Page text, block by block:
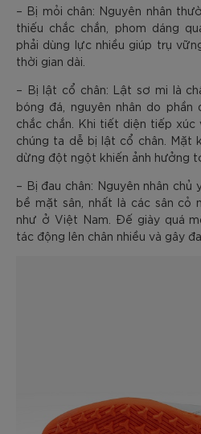
– Bị mỏi chân: Nguyên nhân
thiếu chắc chắn, phom dáng
phải dùng lực nhiều giúp trụ
thời gian dài.
– Bị lật cổ chân: Lật sơ mi là
bóng đá, nguyên nhân do
chắc chắn. Khi tiết diện tiếp
chúng ta dễ bị lật cổ chân. Mặt
dừng đột ngột khiến ảnh hưởng
– Bị đau chân: Nguyên nhân
bề mặt sân, nhất là các sân cỏ
như ở Việt Nam. Đế giày quá
tác động lên chân nhiều và gây